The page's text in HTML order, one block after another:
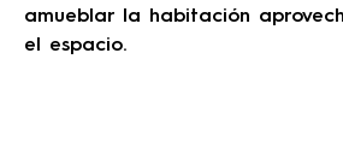
amueblar la habitación
el espacio.